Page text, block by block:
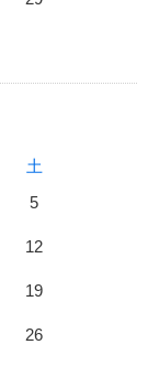
土
5
12
19
26